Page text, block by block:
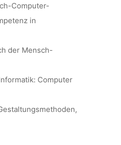
Computer-
in
der Mensch-
Computer